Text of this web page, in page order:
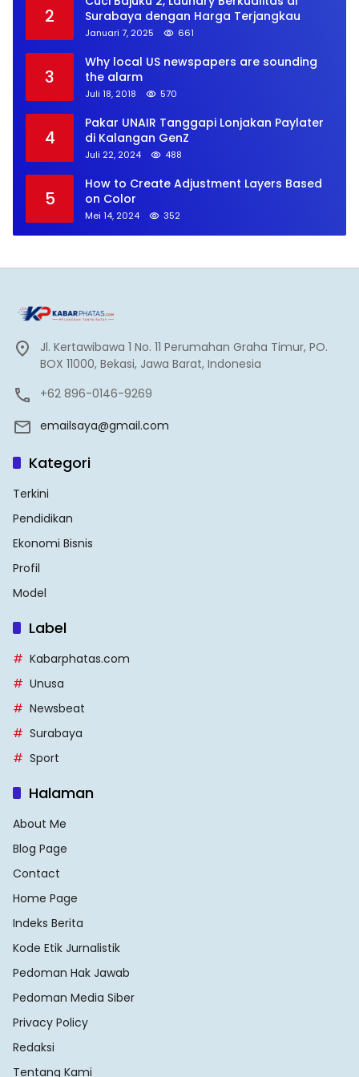
2
Surabaya dengan Harga Terjangkau
Januari 7, 2025 661
3
Why local US newspapers are sounding
the alarm
Juli 18, 2018 570
4
Pakar UNAIR Tanggapi Lonjakan Paylater
di Kalangan GenZ
Juli 22, 2024 488
5
How to Create Adjustment Layers Based
on Color
Mei 14, 2024 352
Jl. Kertawibawa 1 No. 11 Perumahan Graha Timur, PO.
BOX 11000, Bekasi, Jawa Barat, Indonesia
+62 896-0146-9269
emailsaya@gmail.com
Kategori
Terkini
Pendidikan
Ekonomi Bisnis
Profil
Model
Label
Kabarphatas.com
Unusa
Newsbeat
Surabaya
Sport
Halaman
About Me
Blog Page
Contact
Home Page
Indeks Berita
Kode Etik Jurnalistik
Pedoman Hak Jawab
Pedoman Media Siber
Privacy Policy
Redaksi
Tentang Kami